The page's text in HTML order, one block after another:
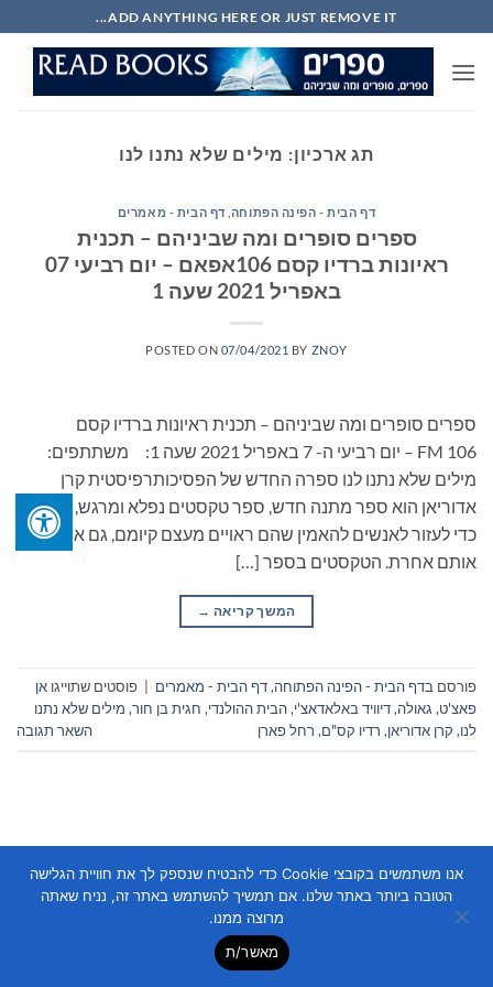
to
content
ADD ANYTHING HERE OR JUST REMOVE IT...
תג ארכיון: מילים שלא נתנו לנו
דף הבית - הפינה הפתוחה דף הבית - מאמרים
ספרים סופרים ומה שביניהם – תכנית
ראיונות ברדיו קסם 106אפאם – יום רביעי 07
באפריל 2021 שעה 1
POSTED ON 07/04/2021 BY ZNOY
ספרים סופרים ומה שביניהם – תכנית ראיונות ברדיו קסם
106 FM – יום רביעי ה- 7 באפריל 2021 שעה 1: משתתפים:
מילים שלא נתנו לנו ספרה החדש של הפסיכותרפיסטית קרן
אדוריאן הוא ספר מתנה חדש, ספר טקסטים נפלא ומרגש, שנכתב
כדי לעזור לאנשים להאמין שהם ראויים מעצם קיומם, גם אם לימדו
אותם אחרת. הטקסטים בספר […]
המשך קריאה →
פורסם בדף הבית - הפינה הפתוחה,דף הבית - מאמרים פוסטים שתוייגו אן
פאצ'ט, גאולה,דיוויד באלאדאצ'י,הבית ההולנדי, חגית בן חור, מילים שלא נתנו
לנו, קרן אדוריאן, רדיו קס"ם, רחל פארן השאר תגובה
Copyright 2026 ©
אנו משתמשים בקובצי Cookie כדי להבטיח שנספק לך את חוויית הגלישה
הטובה ביותר באתר שלנו. אם תמשיך להשתמש באתר זה, נניח שאתה
מרוצה ממנו.
מאשר/ת